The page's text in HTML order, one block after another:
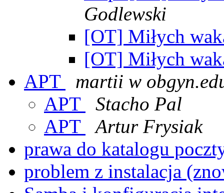
Godlewski
[OT] Miłych
[OT] Miłych
APT
martii w
APT
Stacho Pal
APT
Artur Frysiak
prawa do katalogu
problem z instalacja